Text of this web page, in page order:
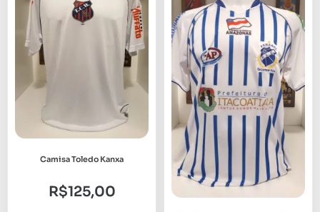
Camisa Toledo Kanxa
R$125,00